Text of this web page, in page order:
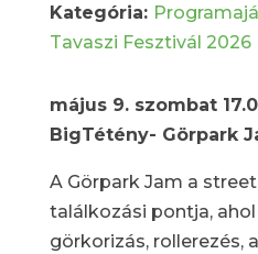
Kategória:
Tavaszi Fesztivál 2026
május 9. szombat
BigTétény- Görpark
A Görpark Jam a
találkozási pontja,
görkorizás, rollerezés,